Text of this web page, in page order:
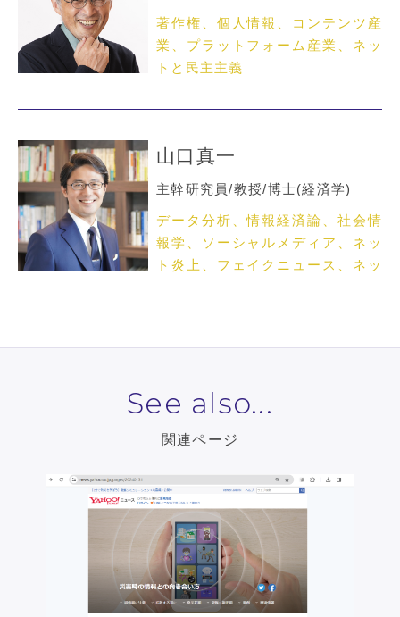
著作権、個人情報、コンテンツ産
業、プラットフォーム産業、ネッ
トと民主主義
山口真一
主幹研究員/教授/博士(経済学)
データ分析、情報経済論、社会情
報学、ソーシャルメディア、ネッ
ト炎上、フェイクニュース、ネッ
See also...
関連ページ